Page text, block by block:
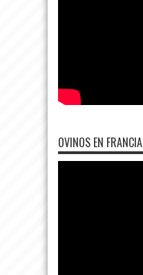
OVINOS EN FRANCIA